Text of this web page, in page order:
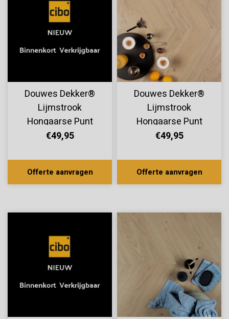
Douwes Dekker®
Lijmstrook
Hongaarse Punt
Ambitieus Ultra Mat
€49,95
Offerte aanvragen
Douwes Dekker®
Lijmstrook
Hongaarse Punt
Ambitieus Creme
€49,95
Offerte aanvragen